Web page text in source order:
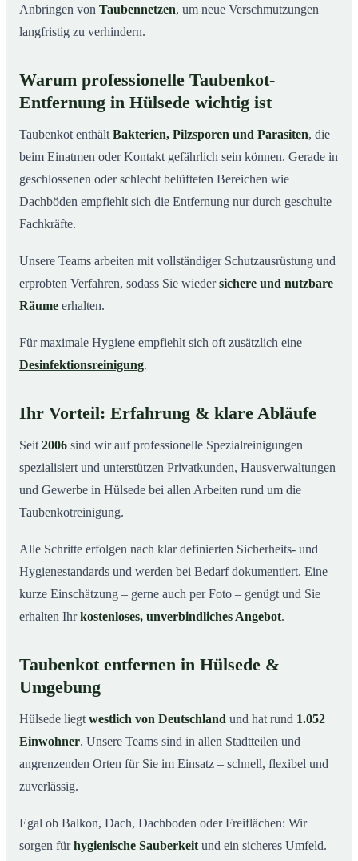
Anbringen von Taubennetzen, um neue Verschmutzungen
langfristig zu verhindern.
Warum professionelle Taubenkot-
Entfernung in Hülsede wichtig ist
Taubenkot enthält Bakterien, Pilzsporen und Parasiten, die
beim Einatmen oder Kontakt gefährlich sein können. Gerade in
geschlossenen oder schlecht belüfteten Bereichen wie
Dachböden empfiehlt sich die Entfernung nur durch geschulte
Fachkräfte.
Unsere Teams arbeiten mit vollständiger Schutzausrüstung und
erprobten Verfahren, sodass Sie wiedersichere und nutzbare
Räume erhalten.
Für maximale Hygiene empfiehlt sich oft zusätzlich eine
Desinfektionsreinigung.
Ihr Vorteil: Erfahrung & klare Abläufe
Seit 2006 sind wir auf professionelle Spezialreinigungen
spezialisiert und unterstützen Privatkunden, Hausverwaltungen
und Gewerbe in Hülsede bei allen Arbeiten rund um die
Taubenkotreinigung.
Alle Schritte erfolgen nach klar definierten Sicherheits- und
Hygienestandards und werden bei Bedarf dokumentiert. Eine
kurze Einschätzung – gerne auch per Foto – genügt und Sie
erhalten Ihrkostenloses, unverbindliches Angebot.
Taubenkot entfernen in Hülsede &
Umgebung
Hülsede liegt westlich von Deutschland und hat rund 1.052
Einwohner. Unsere Teams sind in allen Stadtteilen und
angrenzenden Orten für Sie im Einsatz – schnell, flexibel und
zuverlässig.
Egal ob Balkon, Dach, Dachboden oder Freiflächen: Wir
sorgen fürhygienische Sauberkeit und ein sicheres Umfeld.